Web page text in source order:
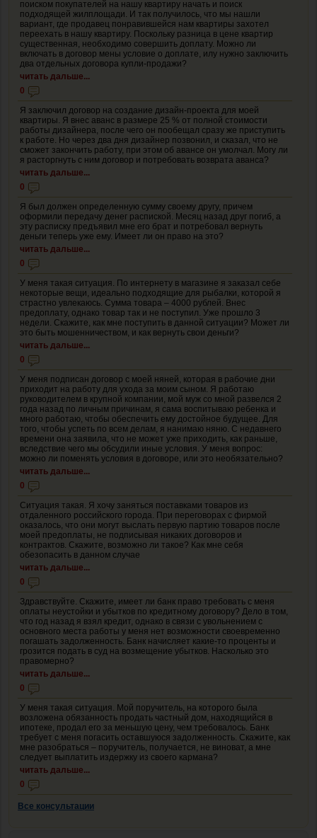
поиском покупателей на нашу квартиру начать и поиск
подходящей жилплощади. И так получилось, что мы нашли
вариант, где продавец понравившейся нам квартиры захотел
переехать в нашу квартиру. Поскольку разница в цене квартир
существенная, необходимо совершить доплату. Можно ли
включать в договор мены условие о доплате, илу нужно заключить
два отдельных договора купли-продажи?
читать дальше...
0
Я заключил договор на создание дизайн-проекта для моей
квартиры. Я внес аванс в размере 25 % от полной стоимости
работы дизайнера, после чего он пообещал сразу же приступить
к работе. Но через два дня дизайнер позвонил, и сказал, что не
сможет закончить работу, при этом об авансе он умолчал. Могу ли
я расторгнуть с ним договор и потребовать возврата аванса?
читать дальше...
0
Я был должен определенную сумму своему другу, причем
оформили передачу денег распиской. Месяц назад друг погиб, а
эту расписку предъявил мне его брат и потребовал вернуть
деньги теперь уже ему. Имеет ли он право на это?
читать дальше...
0
У меня такая ситуация. По интернету в магазине я заказал себе
некоторые вещи, идеально подходящие для рыбалки, которой я
страстно увлекаюсь. Сумма товара – 4000 рублей. Внес
предоплату, однако товар так и не поступил. Уже прошло 3
недели. Скажите, как мне поступить в данной ситуации? Может ли
это быть мошенничеством, и как вернуть свои деньги?
читать дальше...
0
У меня подписан договор с моей няней, которая в рабочие дни
приходит на работу для ухода за моим сыном. Я работаю
руководителем в крупной компании, мой муж со мной развелся 2
года назад по личным причинам, я сама воспитываю ребенка и
много работаю, чтобы обеспечить ему достойное будущее. Для
того, чтобы успеть по всем делам, я нанимаю няню. С недавнего
времени она заявила, что не может уже приходить, как раньше,
вследствие чего мы обсудили иные условия. У меня вопрос:
можно ли поменять условия в договоре, или это необязательно?
читать дальше...
0
Ситуация такая. Я хочу заняться поставками товаров из
отдаленного российского города. При переговорах с фирмой
оказалось, что они могут выслать первую партию товаров после
моей предоплаты, не подписывая никаких договоров и
контрактов. Скажите, возможно ли такое? Как мне себя
обезопасить в данном случае
читать дальше...
0
Здравствуйте. Скажите, имеет ли банк право требовать с меня
оплаты неустойки и убытков по кредитному договору? Дело в том,
что год назад я взял кредит, однако в связи с увольнением с
основного места работы у меня нет возможности своевременно
погашать задолженность. Банк начисляет какие-то проценты и
грозится подать в суд на возмещение убытков. Насколько это
правомерно?
читать дальше...
0
У меня такая ситуация. Мой поручитель, на которого была
возложена обязанность продать частный дом, находящийся в
ипотеке, продал его за меньшую цену, чем требовалось. Банк
требует с меня погасить оставшуюся задолженность. Скажите, как
мне разобраться – поручитель, получается, не виноват, а мне
следует выплатить издержку из своего кармана?
читать дальше...
0
Все консультации